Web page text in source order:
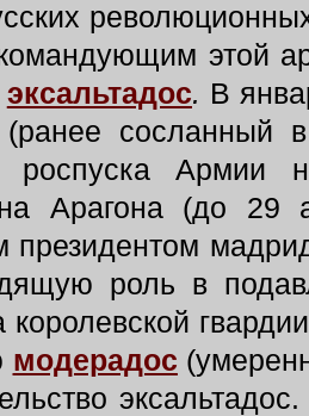
этой
эксальтадос. В
сосланный
роспуска Армии
Арагона (до 29
президентом
роль в
модерадос